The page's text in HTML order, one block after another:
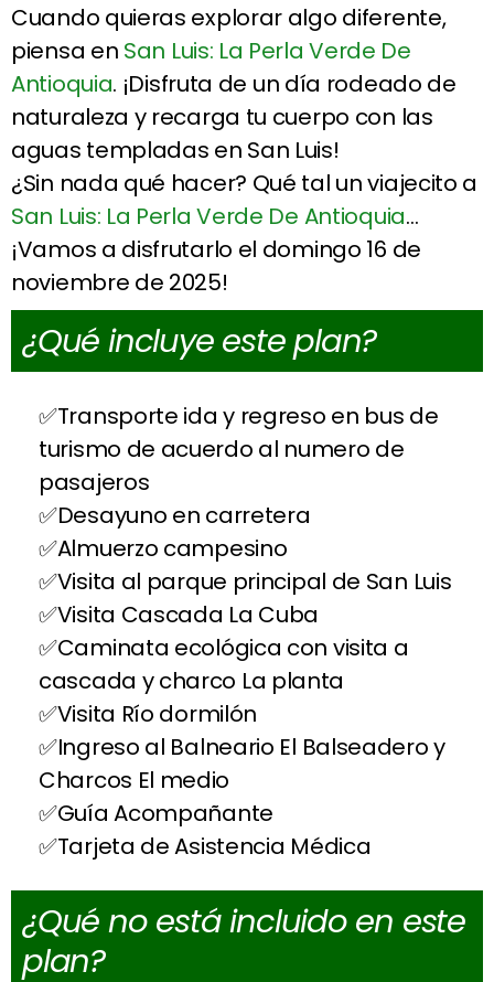
Cuando quieras explorar algo diferente,
piensa en San Luis: La Perla Verde De
Antioquia. ¡Disfruta de un día rodeado de
naturaleza y recarga tu cuerpo con las
aguas templadas en San Luis!
¿Sin nada qué hacer? Qué tal un viajecito a
San Luis: La Perla Verde De Antioquia…
¡Vamos a disfrutarlo el domingo 16 de
noviembre de 2025!
¿Qué incluye este plan?
Transporte ida y regreso en bus de
turismo de acuerdo al numero de
pasajeros
Desayuno en carretera
Almuerzo campesino
Visita al parque principal de San Luis
Visita Cascada La Cuba
Caminata ecológica con visita a
cascada y charco La planta
Visita Río dormilón
Ingreso al Balneario El Balseadero y
Charcos El medio
Guía Acompañante
Tarjeta de Asistencia Médica
¿Qué no está incluido en este
plan?